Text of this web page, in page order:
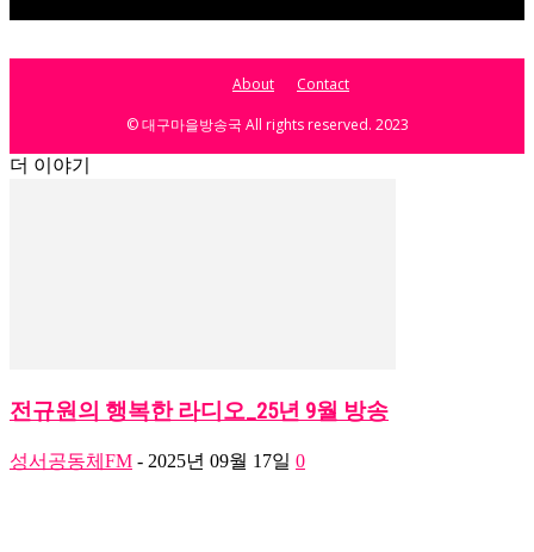
About
Contact
© 대구마을방송국 All rights reserved. 2023
더 이야기
전규원의 행복한 라디오_25년 9월 방송
성서공동체FM - 2025년 09월 17일 0